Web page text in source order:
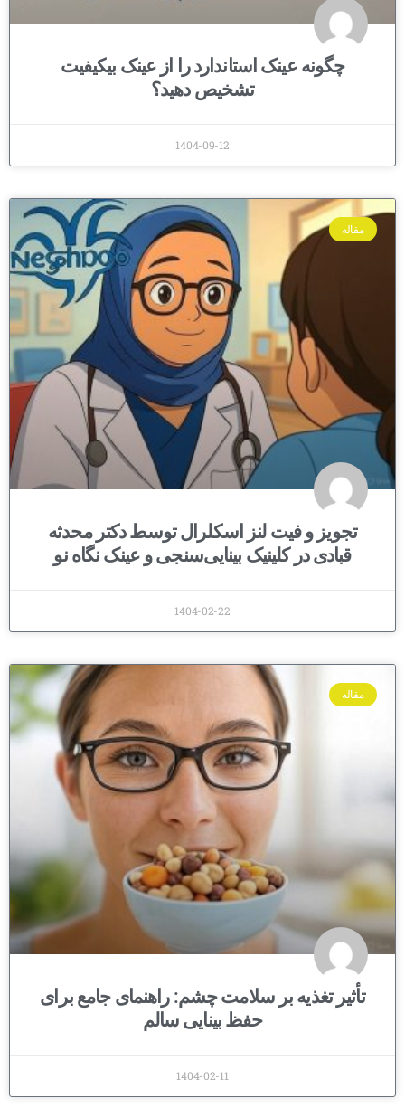
چگونه عینک استاندارد را از عینک بیکیفیت
تشخیص دهید؟
1404-09-12
مقاله
تجویز و فیت لنز اسکلرال توسط دکتر محدثه
قبادی در کلینیک بینایی‌سنجی و عینک نگاه نو
1404-02-22
مقاله
تأثیر تغذیه بر سلامت چشم: راهنمای جامع برای
حفظ بینایی سالم
1404-02-11